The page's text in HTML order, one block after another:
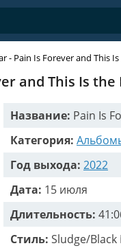
- Pain Is Forever and This
and This Is the
Название: Pain Is
Категория:
Год выхода: 2022
Дата: 15 июля
Длительность:
Стиль: Sludge/Black